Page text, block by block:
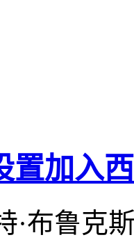
置加入
·布鲁克